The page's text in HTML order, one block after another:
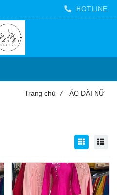
HOTLINE:
Trang chủ / ÁO DÀI NỮ